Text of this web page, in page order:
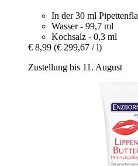
In der 30 ml
Wasser - 99,7 ml
Kochsalz - 0,3 ml
€ 8,99 (€ 299,67 / l)
Zustellung bis 11. August